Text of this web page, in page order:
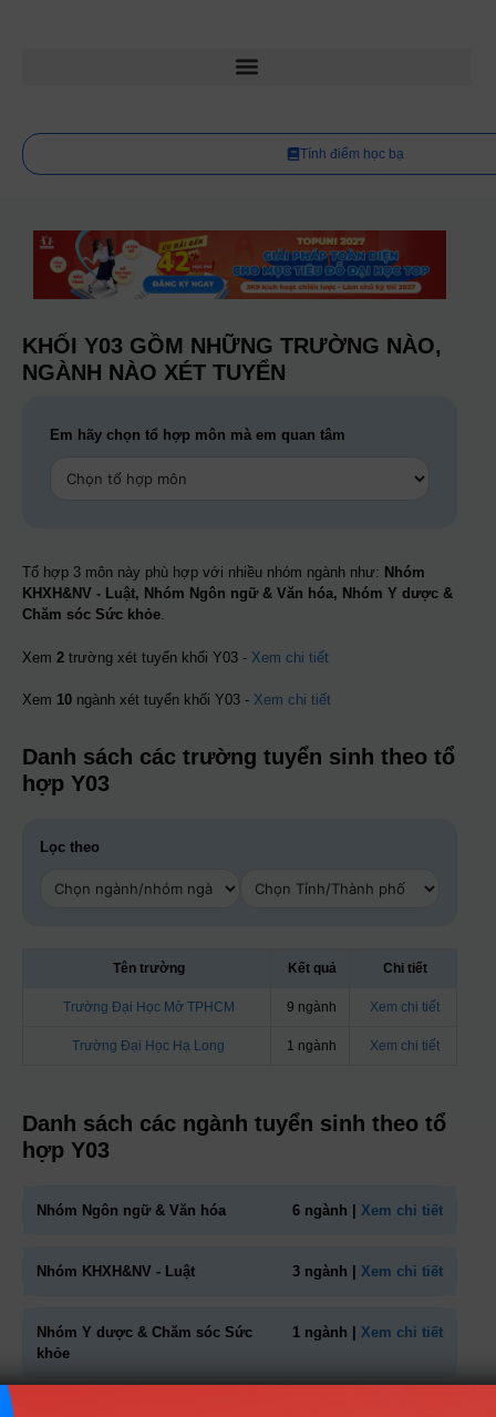
Tính điểm học bạ
KHỐI Y03 GỒM NHỮNG TRƯỜNG NÀO,
NGÀNH NÀO XÉT TUYỂN
Em hãy chọn tổ hợp môn mà em quan tâm
Tổ hợp 3 môn này phù hợp với nhiều nhóm ngành như: Nhóm
KHXH&NV - Luật, Nhóm Ngôn ngữ & Văn hóa, Nhóm Y dược &
Chăm sóc Sức khỏe.
Xem 2 trường xét tuyển khối Y03 - Xem chi tiết
Xem 10 ngành xét tuyển khối Y03 - Xem chi tiết
Danh sách các trường tuyển sinh theo tổ
hợp Y03
Lọc theo
Tên trường Kết quả Chi tiết
Trường Đại Học Mở TPHCM 9 ngành Xem chi tiết
Trường Đại Học Hạ Long 1 ngành Xem chi tiết
Danh sách các ngành tuyển sinh theo tổ
hợp Y03
Nhóm Ngôn ngữ & Văn hóa 6 ngành | Xem chi tiết
Nhóm KHXH&NV - Luật 3 ngành | Xem chi tiết
Nhóm Y dược & Chăm sóc Sức
khỏe
1 ngành | Xem chi tiết